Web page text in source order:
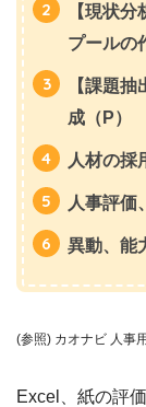
【現状
プールの
【課題
成（P）
人材の採
人事評価
異動、能
(参照) カオナビ 人事
Excel、紙の評